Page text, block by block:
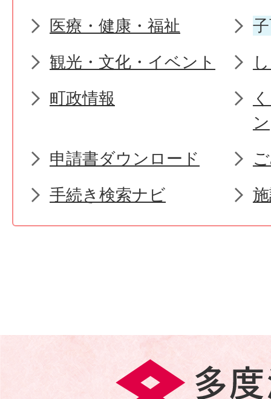
医療・健康・福祉
観光・文化・イベント
町政情報
ン
申請書ダウンロード
手続き検索ナビ
多